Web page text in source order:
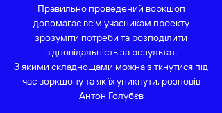
Правильно проведений воркшоп
допомагає всім учасникам проекту
зрозуміти потреби та розподілити
відповідальність за результат.
З якими складнощами можна зіткнутися під
час воркшопу та як їх уникнути, розповів
Антон Голубєв